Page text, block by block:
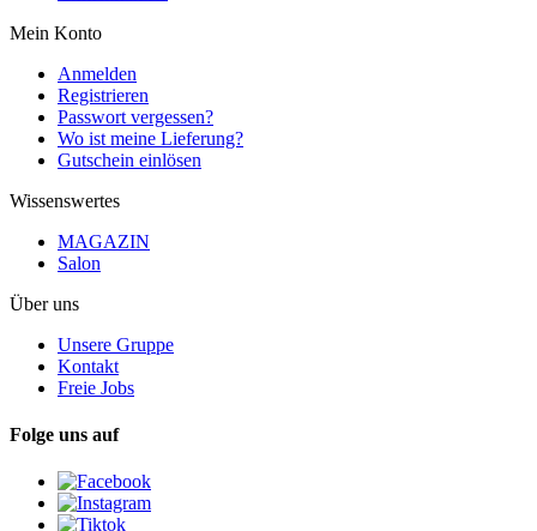
Mein Konto
Anmelden
Registrieren
Passwort vergessen?
Wo ist meine Lieferung?
Gutschein einlösen
Wissenswertes
MAGAZIN
Salon
Über uns
Unsere Gruppe
Kontakt
Freie Jobs
Folge uns auf